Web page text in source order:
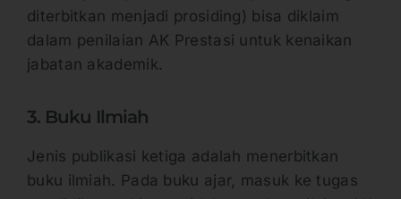
diterbitkan menjadi prosiding) bisa diklaim
dalam penilaian AK Prestasi untuk kenaikan
jabatan akademik.
3. Buku Ilmiah
Jenis publikasi ketiga adalah menerbitkan
buku ilmiah. Pada buku ajar, masuk ke tugas